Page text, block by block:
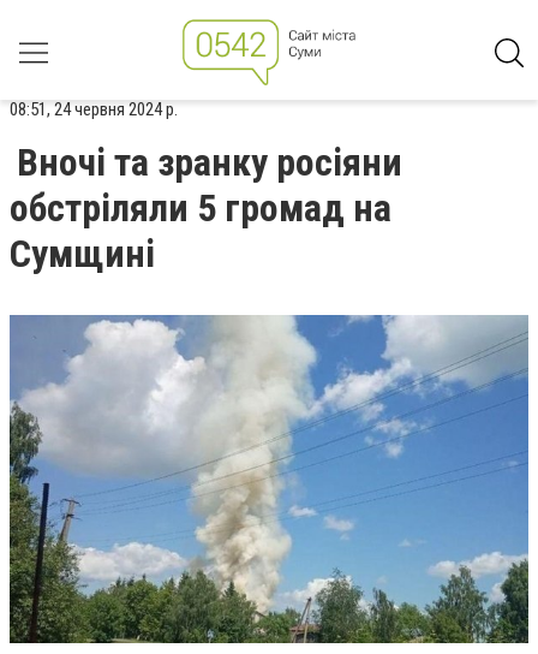
08:51, 24 червня 2024 р.
Вночі та зранку росіяни
обстріляли 5 громад на
Сумщині